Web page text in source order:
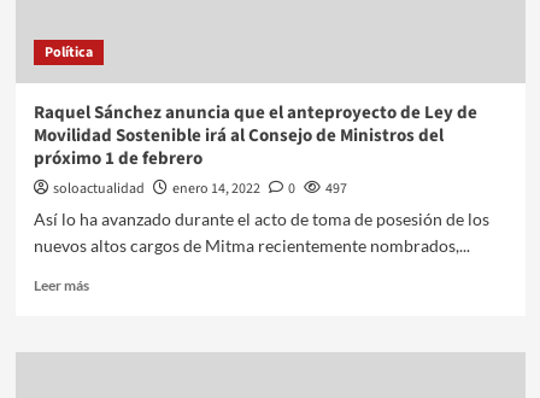
Política
Raquel Sánchez anuncia que el anteproyecto de Ley de
Movilidad Sostenible irá al Consejo de Ministros del
próximo 1 de febrero
soloactualidad enero 14, 2022 0
497
Así lo ha avanzado durante el acto de toma de posesión de los
nuevos altos cargos de Mitma recientemente nombrados,...
Leer más